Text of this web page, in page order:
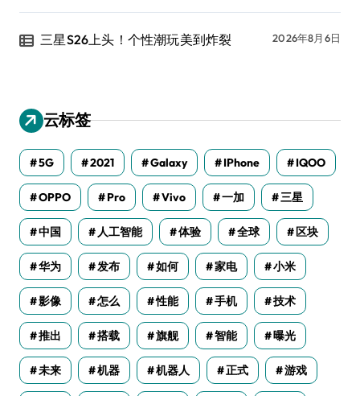
三星S26上头！个性潮玩美到炸裂 2026年8月6日
云标签
5G 2021 Galaxy IPhone IQOO
OPPO Pro Vivo 一加 三星
中国 人工智能 体验 全球 区块
华为 发布 如何 家电 小米
影像 怎么 性能 手机 技术
推出 搭载 旗舰 智能 曝光
未来 机器 机器人 正式 游戏